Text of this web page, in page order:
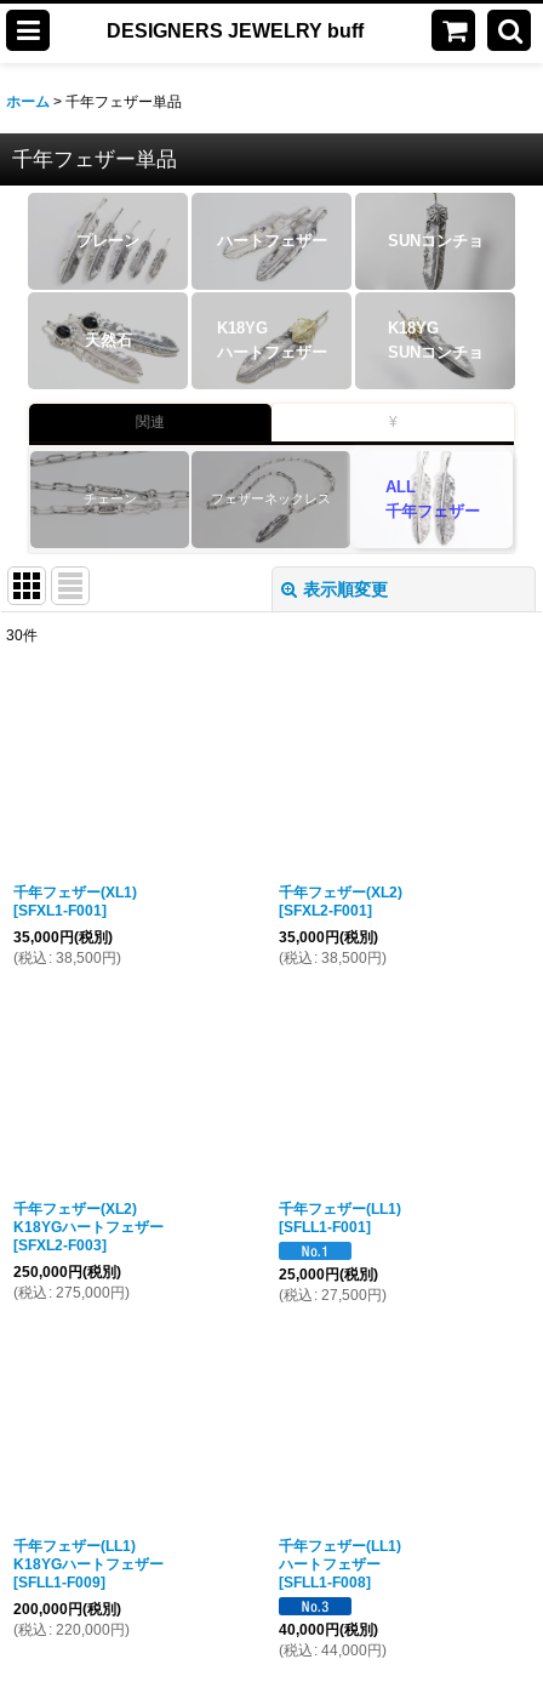
DESIGNERS JEWELRY buff
ホーム > 千年フェザー単品
千年フェザー単品
プレーン ハートフェザー SUNコンチョ
天然石
K18YG
ハートフェザー
K18YG
SUNコンチョ
関連 ¥
チェーン フェザーネックレス
ALL
千年フェザー
表示順変更
30件
千年フェザー(XL1)
[SFXL1-F001]
35,000円(税別)
(税込 : 38,500円)
千年フェザー(XL2)
[SFXL2-F001]
35,000円(税別)
(税込 : 38,500円)
千年フェザー(XL2)
K18YGハートフェザー
[SFXL2-F003]
250,000円(税別)
(税込 : 275,000円)
千年フェザー(LL1)
[SFLL1-F001]
25,000円(税別)
(税込 : 27,500円)
千年フェザー(LL1)
K18YGハートフェザー
[SFLL1-F009]
200,000円(税別)
(税込 : 220,000円)
千年フェザー(LL1)
ハートフェザー
[SFLL1-F008]
40,000円(税別)
(税込 : 44,000円)